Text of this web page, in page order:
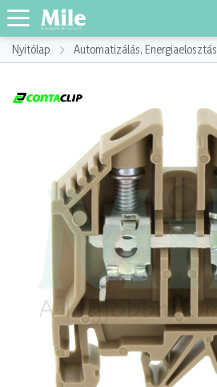
Nyitólap Automatizálás, Energiaelosztás